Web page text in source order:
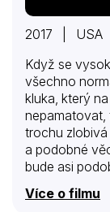
2017 | USA
Když se
všechno
kluka, který
nepamatovat,
trochu zlobivá
a podobné
bude asi
a večer se
však přetne
Více o filmu